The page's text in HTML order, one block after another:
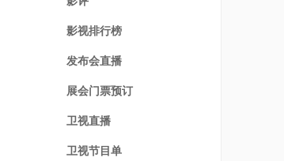
影视排行榜
发布会直播
展会门票预订
卫视直播
卫视节目单